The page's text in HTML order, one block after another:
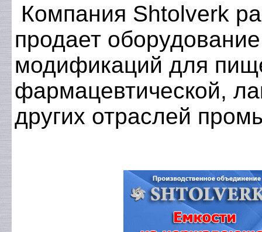
Компания Shtolverk
продает
модификаций для
фармацевтической,
других отраслей